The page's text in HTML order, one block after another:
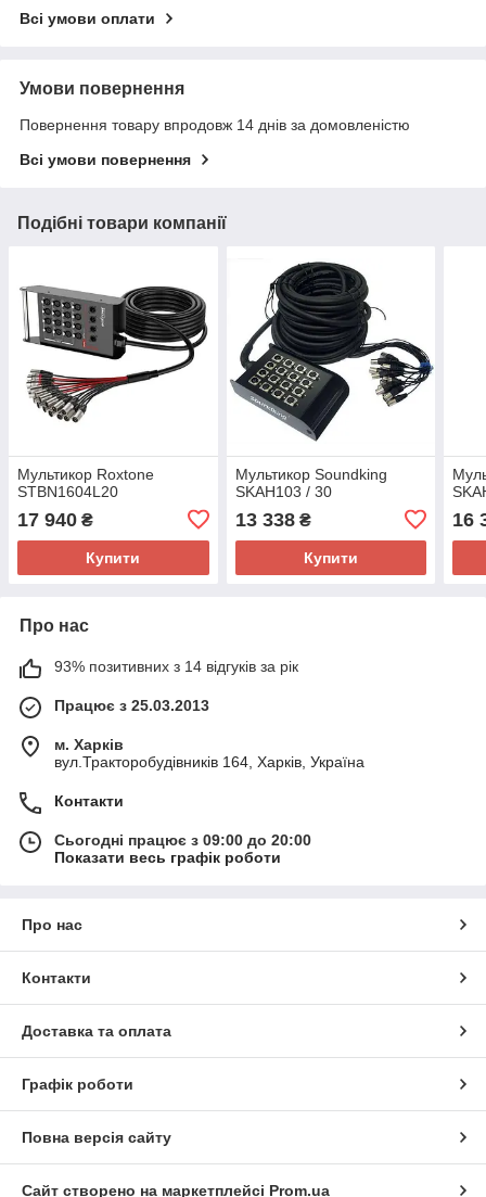
Всі умови оплати
Умови повернення
Повернення товару впродовж 14 днів за домовленістю
Всі умови повернення
Подібні товари компанії
Мультикор Roxtone
STBN1604L20
17 940 ₴
Купити
Мультикор Soundking
SKAH103 / 30
13 338₴
Купити
16
Про нас
93% позитивних з 14 відгуків за рік
Працює з 25.03.2013
м. Харків
вул.Тракторобудівників 164, Харків, Україна
Контакти
Сьогодні працює з 09:00 до 20:00
Показати весь графік роботи
Про нас
Контакти
Доставка та оплата
Графік роботи
Повна версія сайту
Сайт створено на маркетплейсі Prom.ua